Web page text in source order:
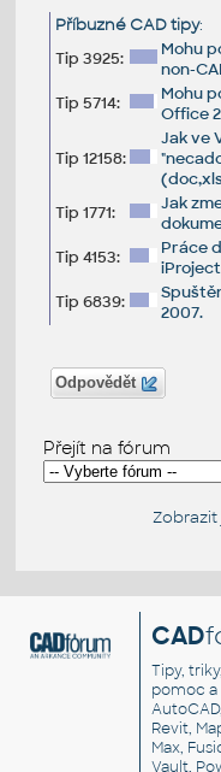
Příbuzné CAD tipy:
Tip 3925:
Mohu
non-
Tip 5714:
Mohu
Office
Tip 12158:
Jak ve
Tip 1771:
Jak
Tip 4153:
Práce
Tip 6839:
2007.
Odpovědět
Přejít na fórum
Zobrazit
CAD
Tipy,
pomoc a
Revit,
Max,
Vault,